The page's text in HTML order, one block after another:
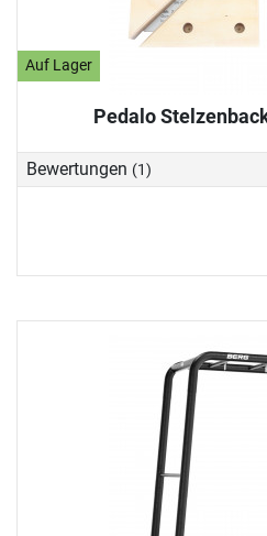
Auf Lager
Pedalo
Bewertungen (1)